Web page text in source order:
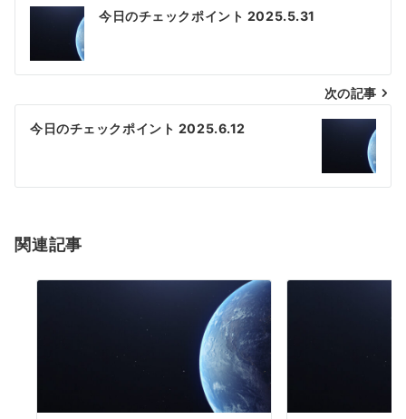
投
ナ
ビ
ゲ
シ
ン
今日のチェックポイント 2025.5.31
次の記事
今日のチェックポイント 2025.6.12
関連記事